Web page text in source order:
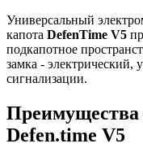
Универсальный
капота DefenTime V5
подкапотное
замка - электрический,
сигнализации.
Преимущества
Defen.time V5